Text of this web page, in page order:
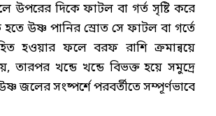
উপরের দিকে ফাটল বা গর্ত সৃষ্টি করে
উষ্ণ পানির স্রোত সে ফাটল বা গর্তে
হওয়ার ফলে বরফ রাশি ক্রমান্বয়ে
তারপর খন্ডে খন্ডে বিভক্ত হয়ে সমুদ্রে
জলের সংষ্পর্শে পরবর্তীতে সম্পূর্ণভাবে